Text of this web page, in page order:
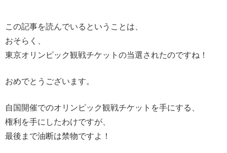
この記事を読んでいるということは、
おそらく、
東京オリンピック観戦チケットの当選されたのですね！
おめでとうございます。
自国開催でのオリンピック観戦チケットを手にする、
権利を手にしたわけですが、
最後まで油断は禁物ですよ！